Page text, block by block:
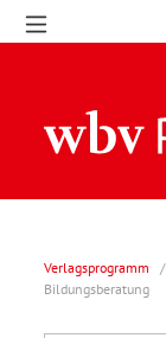
Verlagsprogramm /
Bildungsberatung